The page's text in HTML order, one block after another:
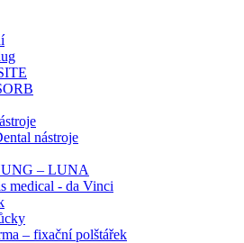
nástroje
– LUNA
medical - da Vinci
– fixační polštářek